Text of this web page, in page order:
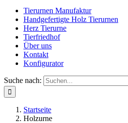
Tierurnen Manufaktur
Handgefertigte Holz Tierurnen
Herz Tierurne
Tierfriedhof
Über uns
Kontakt
Konfigurator
Suche nach:
Startseite
Holzurne